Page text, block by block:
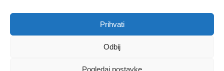
Prihvati
Odbij
Pogledaj postavke
Tramvaji